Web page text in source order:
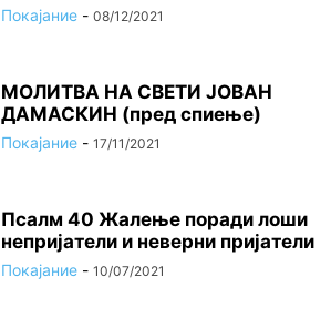
Покајание - 08/12/2021
МОЛИТВА НА СВЕТИ ЈОВАН
ДАМАСКИН (пред спиење)
Покајание - 17/11/2021
Псалм 40 Жалење поради лоши
непријатели и неверни пријатели
Покајание - 10/07/2021